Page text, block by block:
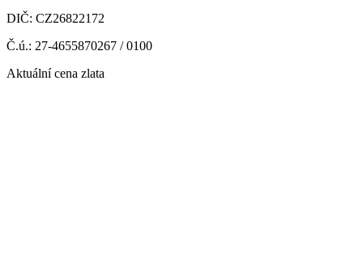
DIČ: CZ26822172
Č.ú.: 27-4655870267 / 0100
Aktuální cena zlata